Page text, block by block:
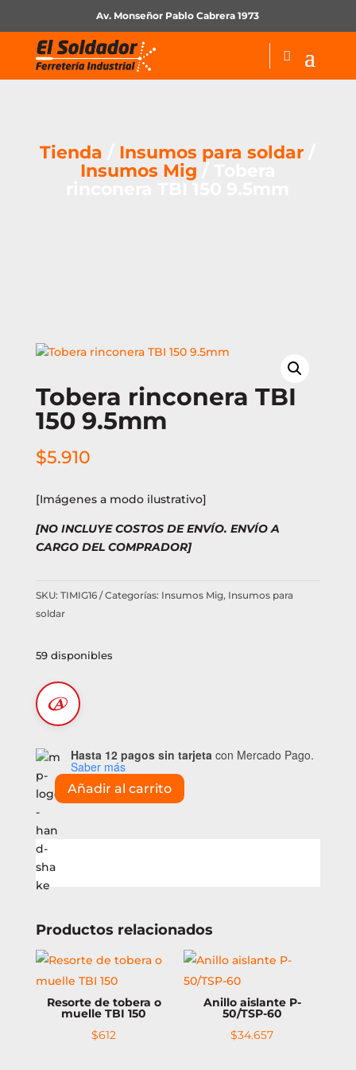
Av. Monseñor Pablo Cabrera 1973
Tienda Insumos para soldar
Insumos Mig
Tobera rinconera TBI
150 9.5mm
$5.910
[Imágenes a modo ilustrativo]
[NO INCLUYE COSTOS DE ENVÍO. ENVÍO A
CARGO DEL COMPRADOR]
SKU: TIMIG16 Categorías: Insumos Mig, Insumos para
soldar
59 disponibles
Hasta 12 pagos sin tarjeta con Mercado Pago.
Saber más
Tobera
rinconera
TBI
150
9.5mm
cantidad
Añadir al carrito
Productos relacionados
Resorte de tobera o
muelle TBI 150
$612
Anillo aislante P-
50/TSP-60
$34.657